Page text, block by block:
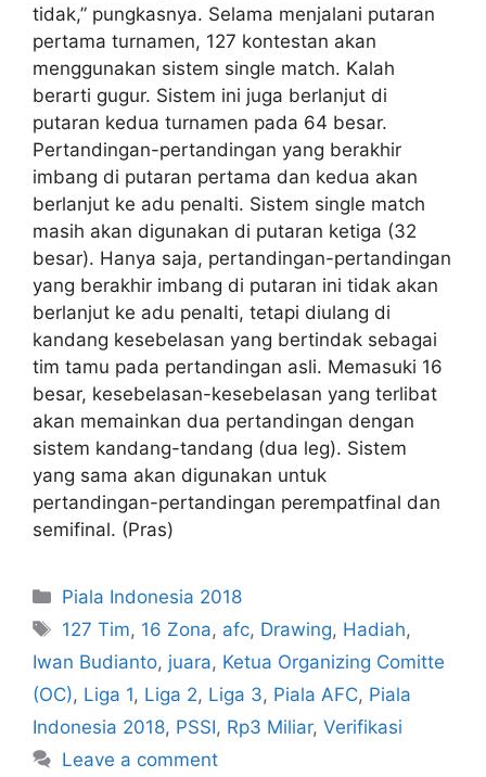
tidak,” pungkasnya. Selama menjalani putaran
pertama turnamen, 127 kontestan akan
menggunakan sistem single match. Kalah
berarti gugur. Sistem ini juga berlanjut di
putaran kedua turnamen pada 64 besar.
Pertandingan-pertandingan yang berakhir
imbang di putaran pertama dan kedua akan
berlanjut ke adu penalti. Sistem single match
masih akan digunakan di putaran ketiga (32
besar). Hanya saja, pertandingan-pertandingan
yang berakhir imbang di putaran ini tidak akan
berlanjut ke adu penalti, tetapi diulang di
kandang kesebelasan yang bertindak sebagai
tim tamu pada pertandingan asli. Memasuki 16
besar, kesebelasan-kesebelasan yang terlibat
akan memainkan dua pertandingan dengan
sistem kandang-tandang (dua leg). Sistem
yang sama akan digunakan untuk
pertandingan-pertandingan perempatfinal dan
semifinal. (Pras)
Piala Indonesia 2018
127 Tim, 16 Zona, afc, Drawing, Hadiah,
Iwan Budianto, juara, Ketua Organizing Comitte
(OC), Liga 1, Liga 2, Liga 3, Piala AFC, Piala
Indonesia 2018, PSSI, Rp3 Miliar, Verifikasi
Leave a comment